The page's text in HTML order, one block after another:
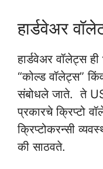
हार्डवेअर
हार्डवेअर वॉलेट्स
“कोल्ड वॉलेट्स”
संबोधले जाते. ते
प्रकारचे क्रिप्टो
क्रिप्टोकरन्सी
की साठवते.